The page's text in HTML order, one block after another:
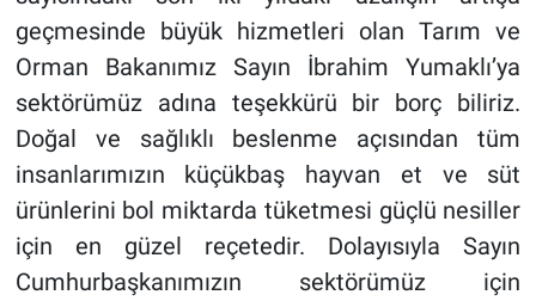
geçmesinde büyük hizmetleri olan Tarım ve
Orman Bakanımız Sayın İbrahim Yumaklı’ya
sektörümüz adına teşekkürü bir borç biliriz.
Doğal ve sağlıklı beslenme açısından tüm
insanlarımızın küçükbaş hayvan et ve süt
ürünlerini bol miktarda tüketmesi güçlü nesiller
için en güzel reçetedir. Dolayısıyla Sayın
Cumhurbaşkanımızın sektörümüz için